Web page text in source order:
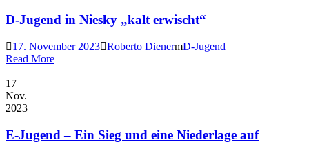
D-Jugend in Niesky „kalt erwischt“
17. November 2023 Roberto Diener
D-Jugend
Read More
17
Nov.
2023
E-Jugend – Ein Sieg und eine Niederlage auf